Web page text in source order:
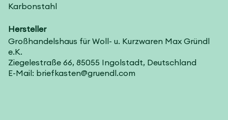
Karbonstahl
Hersteller
Großhandelshaus für Woll- u. Kurzwaren Max Gründl
e.K.
Ziegelestraße 66, 85055 Ingolstadt, Deutschland
E-Mail: briefkasten@gruendl.com